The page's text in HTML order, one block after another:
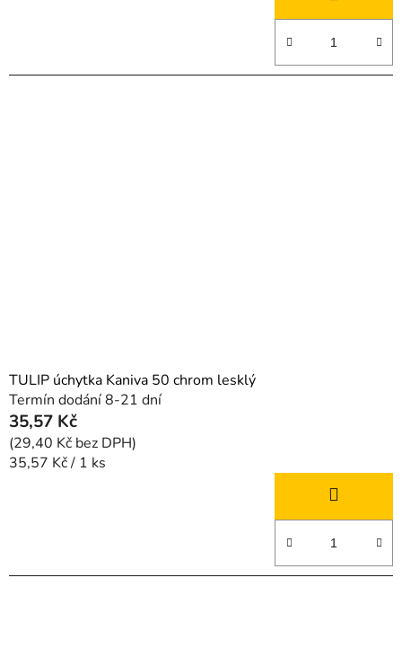
TULIP úchytka Kaniva 50 chrom lesklý
Termín dodání 8-21 dní
35,57 Kč
(29,40 Kč bez DPH)
Měrná
35,57 Kč / 1 ks